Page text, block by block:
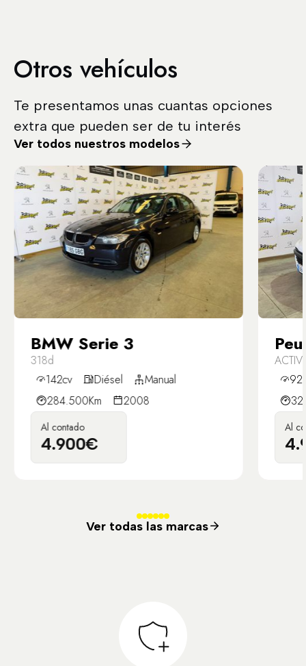
Otros vehículos
Te presentamos unas cuantas opciones
extra que pueden ser de tu interés
Ver todos nuestros modelos
BMW Serie 3
318d
142cv
Diésel
Manual
284.500Km
2008
Al contado
4.900€
Al
Ver todas las marcas